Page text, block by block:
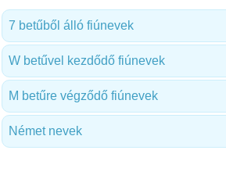
7 betűből álló fiúnevek
W betűvel kezdődő fiúnevek
M betűre végződő fiúnevek
Német nevek